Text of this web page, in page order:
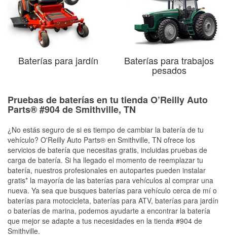
Baterías para jardín Baterías para trabajos
pesados
Pruebas de baterías en tu tienda O’Reilly Auto
Parts® #904 de Smithville, TN
¿No estás seguro de si es tiempo de cambiar la batería de tu
vehículo? O'Reilly Auto Parts® en Smithville, TN ofrece los
servicios de batería que necesitas gratis, incluidas pruebas de
carga de batería. Si ha llegado el momento de reemplazar tu
batería, nuestros profesionales en autopartes pueden instalar
gratis* la mayoría de las baterías para vehículos al comprar una
nueva. Ya sea que busques baterías para vehículo cerca de mí o
baterías para motocicleta, baterías para ATV, baterías para jardín
o baterías de marina, podemos ayudarte a encontrar la batería
que mejor se adapte a tus necesidades en la tienda #904 de
Smithville.